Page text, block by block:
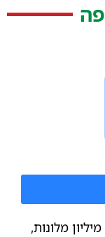
שילוב יוצא מן הכלל של יותר מ-1.4 מיליון מלונות,